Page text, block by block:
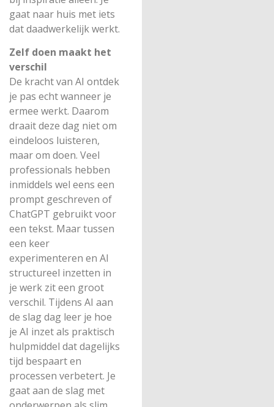
gaat naar huis met iets
dat daadwerkelijk werkt.
Zelf doen maakt het
verschil
De kracht van AI ontdek
je pas echt wanneer je
ermee werkt. Daarom
draait deze dag niet om
eindeloos luisteren,
maar om doen. Veel
professionals hebben
inmiddels wel eens een
prompt geschreven of
ChatGPT gebruikt voor
een tekst. Maar tussen
een keer
experimenteren en AI
structureel inzetten in
je werk zit een groot
verschil. Tijdens AI aan
de slag dag leer je hoe
je AI inzet als praktisch
hulpmiddel dat dagelijks
tijd bespaart en
processen verbetert. Je
gaat aan de slag met